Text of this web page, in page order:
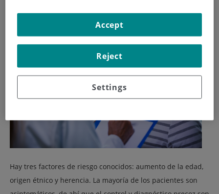
Hay tres factores de riesgo conocidos: aumento de la edad,
origen étnico y herencia. La mayoría de los pacientes son
Settings
Reject
Accept